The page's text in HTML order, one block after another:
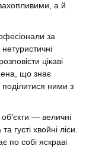
а й
за
цікаві
що знає
поділитися ними з
— величні
густі хвойні ліси.
по собі яскраві